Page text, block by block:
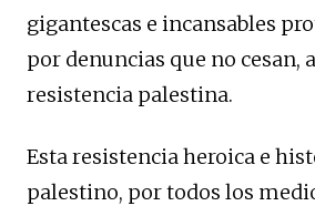
gigantescas e incansables
por denuncias que no cesan,
resistencia palestina.
Esta resistencia heroica e
palestino, por todos los